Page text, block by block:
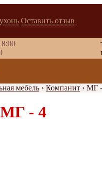
Оставить отзыв
мебель › Компанит › МГ
МГ - 4